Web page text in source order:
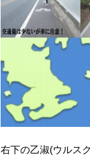
右下の乙淑(ウルス